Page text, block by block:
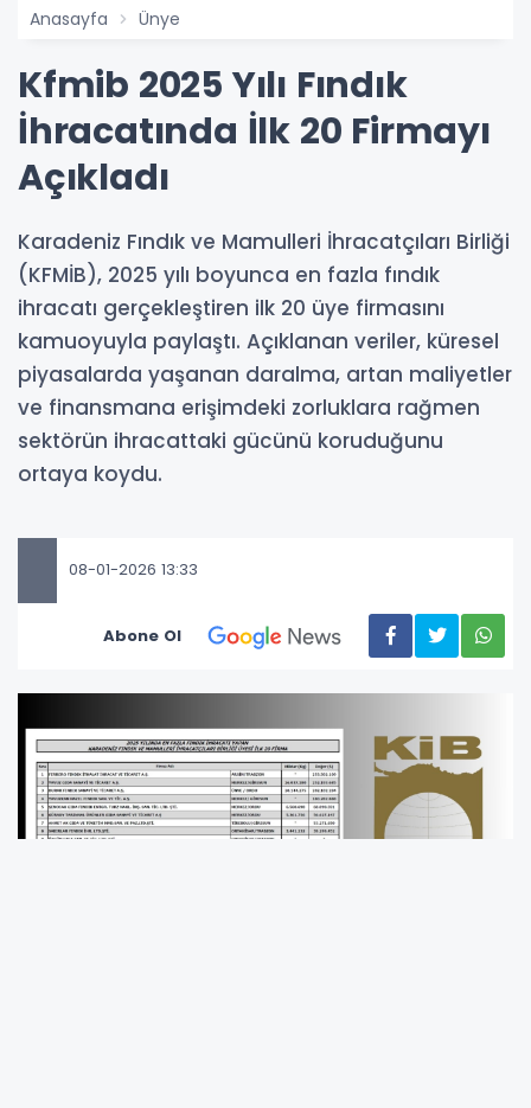
Anasayfa Ünye
Kfmib 2025 Yılı Fındık
İhracatında İlk 20 Firmayı
Açıkladı
Karadeniz Fındık ve Mamulleri İhracatçıları Birliği
(KFMİB), 2025 yılı boyunca en fazla fındık
ihracatı gerçekleştiren ilk 20 üye firmasını
kamuoyuyla paylaştı. Açıklanan veriler, küresel
piyasalarda yaşanan daralma, artan maliyetler
ve finansmana erişimdeki zorluklara rağmen
sektörün ihracattaki gücünü koruduğunu
ortaya koydu.
08-01-2026 13:33
Abone Ol